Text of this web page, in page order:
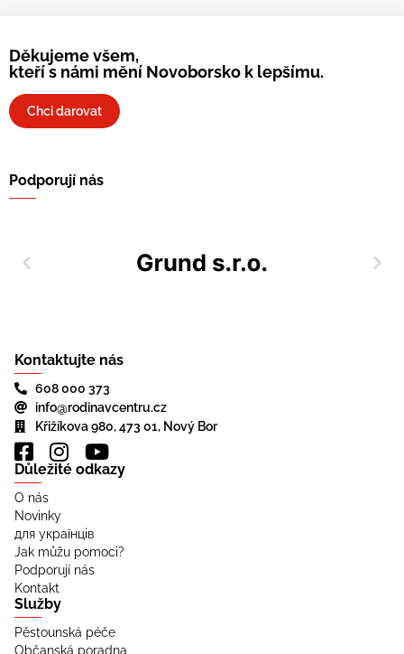
Děkujeme všem,
kteří s námi mění Novoborsko k lepšímu.
Chci darovat
Podporují nás
Kontaktujte nás
608 000 373
info@rodinavcentru.cz
Křižíkova 980, 473 01, Nový Bor
Důležité odkazy
O nás
Novinky
для українців
Jak můžu pomoci?
Podporují nás
Kontakt
Služby
Pěstounská péče
Občanská poradna